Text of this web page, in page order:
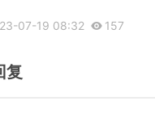
07-19 08:32 157
复